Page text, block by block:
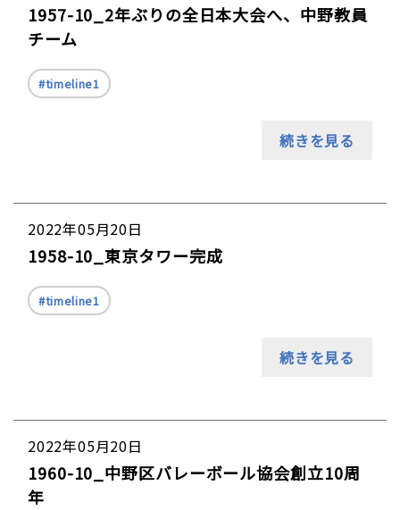
1957-10_2年ぶりの全日本大会へ、中野教員
チーム
timeline1
続きを見る
2022年05月20日
1958-10_東京タワー完成
timeline1
続きを見る
2022年05月20日
1960-10_中野区バレーボール協会創立10周
年